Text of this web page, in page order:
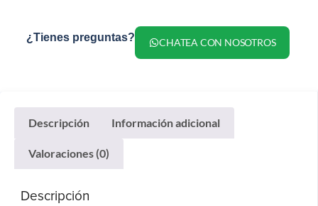
¿Tienes preguntas? CHATEA CON NOSOTROS
Descripción Información adicional
Valoraciones (0)
Descripción